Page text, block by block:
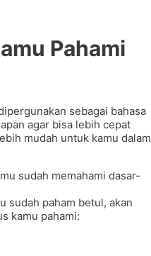
Pahami
sebagai bahasa
agar bisa lebih cepat
mudah untuk kamu dalam
sudah memahami dasar-
sudah paham betul, akan
kamu pahami: